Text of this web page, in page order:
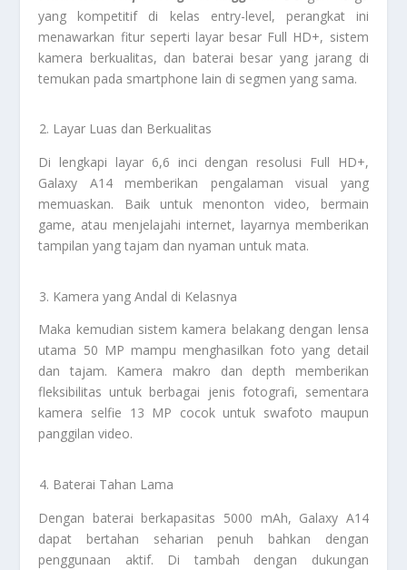
yang kompetitif di kelas entry-level, perangkat ini
menawarkan fitur seperti layar besar Full HD+, sistem
kamera berkualitas, dan baterai besar yang jarang di
temukan pada smartphone lain di segmen yang sama.
Layar Luas dan Berkualitas
Di lengkapi layar 6,6 inci dengan resolusi Full HD+,
Galaxy A14 memberikan pengalaman visual yang
memuaskan. Baik untuk menonton video, bermain
game, atau menjelajahi internet, layarnya memberikan
tampilan yang tajam dan nyaman untuk mata.
Kamera yang Andal di Kelasnya
Maka kemudian sistem kamera belakang dengan lensa
utama 50 MP mampu menghasilkan foto yang detail
dan tajam. Kamera makro dan depth memberikan
fleksibilitas untuk berbagai jenis fotografi, sementara
kamera selfie 13 MP cocok untuk swafoto maupun
panggilan video.
Baterai Tahan Lama
Dengan baterai berkapasitas 5000 mAh, Galaxy A14
dapat bertahan seharian penuh bahkan dengan
penggunaan aktif. Di tambah dengan dukungan